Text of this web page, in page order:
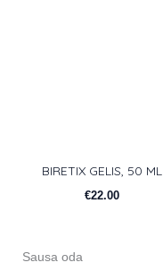
BIRETIX GELIS, 50 ML
€22.00
Sausa oda